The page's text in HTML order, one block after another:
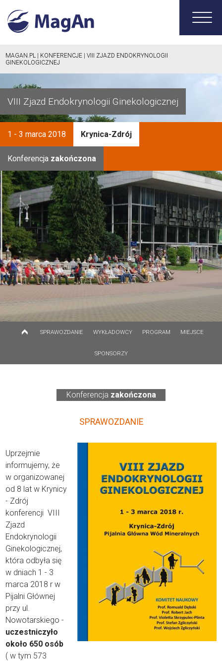
MAGAN.PL KONFERENCJE |VIII ZJAZD ENDOKRYNOLOGII
GINEKOLOGICZNEJ
VIII Zjazd Endokrynologii Ginekologicznej
1 - 3 marca 2018 Krynica-Zdrój
Konferencja zakończona
SPRAWOZDANIE WYKŁADOWCY PROGRAM MIEJSCE
SPONSORZY
Konferencja zakończona
SPRAWOZDANIE
Uprzejmie
informujemy, że
w organizowanej
od 8 lat w Krynicy
- Zdrój
konferencji VIII
Zjazd
Endokrynologii
Ginekologicznej,
która odbyła się
w dniach 1 - 3
marca 2018 r w
Pijalni Głównej
przy ul.
Nowotarskiego -
uczestniczyło
około 650 osób
( w tym 573